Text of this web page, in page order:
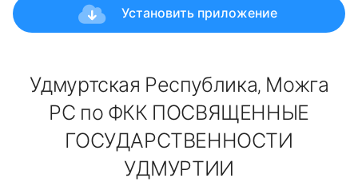
Установить приложение
Удмуртская Республика, Можга
РС по ФКК ПОСВЯЩЕННЫЕ
ГОСУДАРСТВЕННОСТИ
УДМУРТИИ